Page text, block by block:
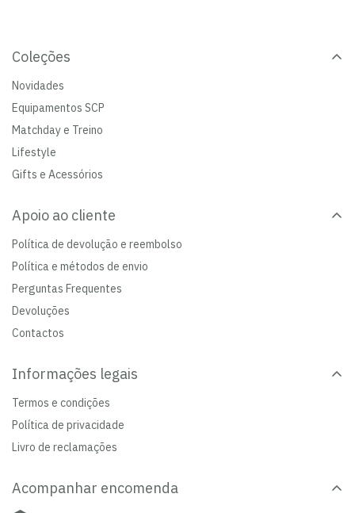
Coleções
Novidades
Equipamentos SCP
Matchday e Treino
Lifestyle
Gifts e Acessórios
Apoio ao cliente
Política de devolução e reembolso
Política e métodos de envio
Perguntas Frequentes
Devoluções
Contactos
Informações legais
Termos e condições
Política de privacidade
Livro de reclamações
Acompanhar encomenda